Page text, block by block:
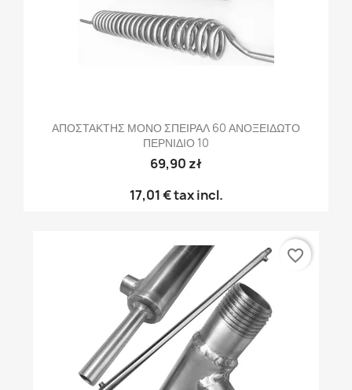
ΑΠΟΣΤΑΚΤΗΣ ΜΟΝΟ ΣΠΕΙΡΑΛ 60 ΑΝΟΞΕΙΔΩΤΟ
ΠΕΡΝΙΔΙΟ 10
69,90 zł
17,01 €tax incl.
favorite_border